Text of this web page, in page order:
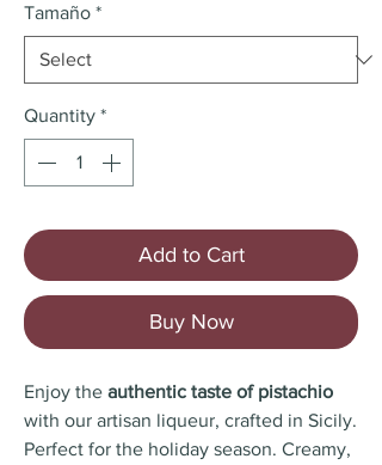
Tamaño *
Quantity *
Add to Cart
Buy Now
Enjoy the authentic taste of pistachio
with our artisan liqueur, crafted in Sicily.
Perfect for the holiday season. Creamy,